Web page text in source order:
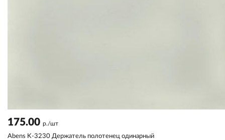
175.00 р./шт
Abens K-3230 Держатель полотенец одинарный